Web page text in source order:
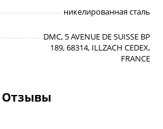
никелированная сталь
DMC, 5 AVENUE DE SUISSE BP
189, 68314, ILLZACH CEDEX,
FRANCE
Отзывы